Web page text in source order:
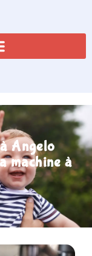
Angelo
machine à